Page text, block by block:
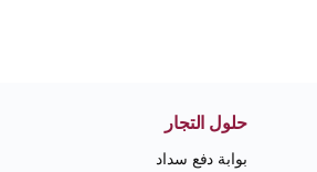
حلول التجار
بوابة دفع سداد